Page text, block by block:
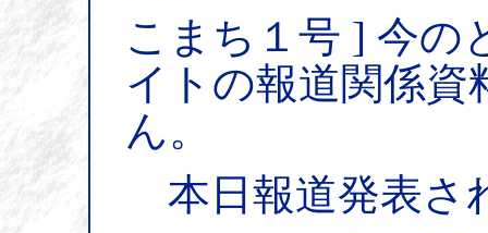
こまち１号 ] 今の
イトの報道関係
ん。
本日報道発表さ